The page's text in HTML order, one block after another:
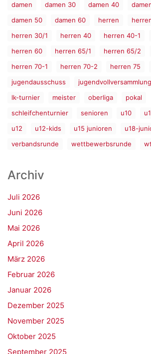
damen
damen 30 damen 40
damen 50
damen 60 herren
herren 30/1
herren 40 herren 40-1
herren 60
herren 65/1 herren 65/2
herren 70-1
herren 70-2 herren 75
jugendausschuss
jugendvollversammlung
lk-turnier
meister oberliga
pokal
schleifchenturnier
senioren u10
u12
u12-kids u15 junioren
u18-
verbandsrunde
wettbewerbsrunde
Archiv
Juli 2026
Juni 2026
Mai 2026
April 2026
März 2026
Februar 2026
Januar 2026
Dezember 2025
November 2025
Oktober 2025
September 2025